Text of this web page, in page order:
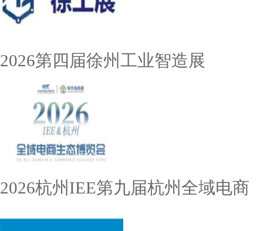
2026第四届徐州工业智造展
2026杭州IEE第九届杭州全域电商